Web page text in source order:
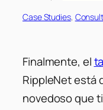
Case Studies,
Finalmente, el
RippleNet está
novedoso que